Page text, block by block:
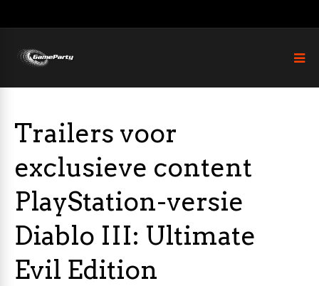
Trailers voor
exclusieve content
PlayStation-versie
Diablo III: Ultimate
Evil Edition